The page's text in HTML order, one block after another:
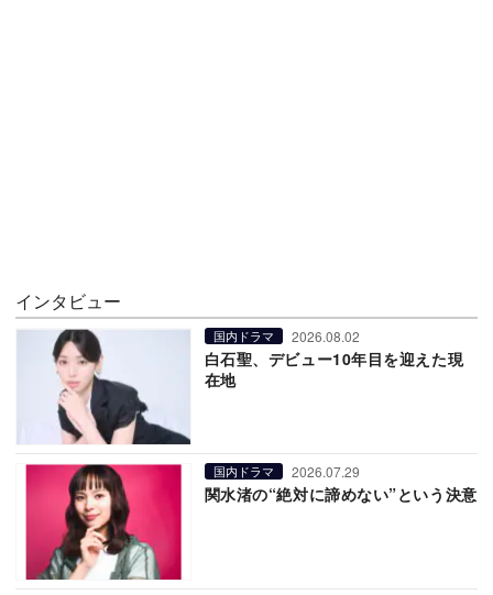
インタビュー
国内ドラマ 2026.08.02
白石聖、デビュー10年目を迎えた現
在地
国内ドラマ 2026.07.29
関水渚の“絶対に諦めない”という決意